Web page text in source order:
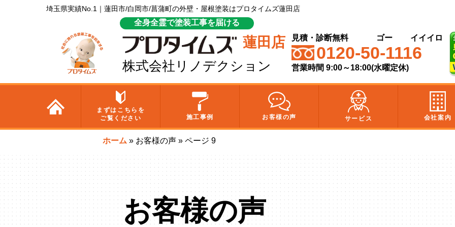
埼玉県実績No.1｜蓮田市/白岡市/菖蒲町の外壁・屋根塗装はプロタイムズ蓮田店
全身全霊で塗装工事を届ける
蓮田店
株式会社リノデクション
見積・診断無料 ゴー イイイロ
0120-50-1116
営業時間 9:00～18:00(水曜定休)
まずはこちらを
ご覧ください
施工事例 お客様の声 サービス 会社案内
ホーム » お客様の声 » ページ 9
お客様の声